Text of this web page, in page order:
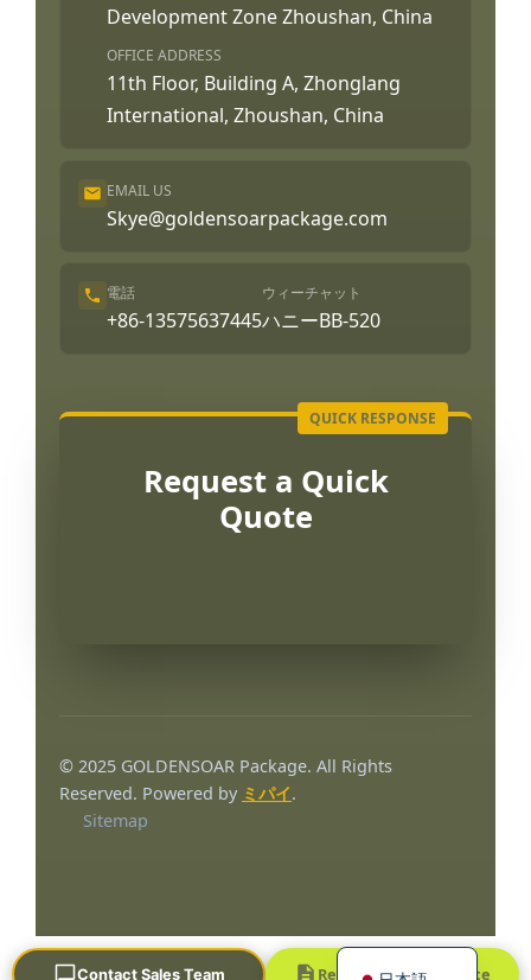
Development Zone Zhoushan, China
OFFICE ADDRESS
11th Floor, Building A, Zhonglang
International, Zhoushan, China
EMAIL US
Skye@goldensoarpackage.com
電話
+86-13575637445
ウィーチャット
ハニーBB-520
Request a Quick
Quote
© 2025 GOLDENSOAR Package. All Rights
Reserved. Powered by ミパイ.
Sitemap
Contact Sales Team Request a Quick Quote
English